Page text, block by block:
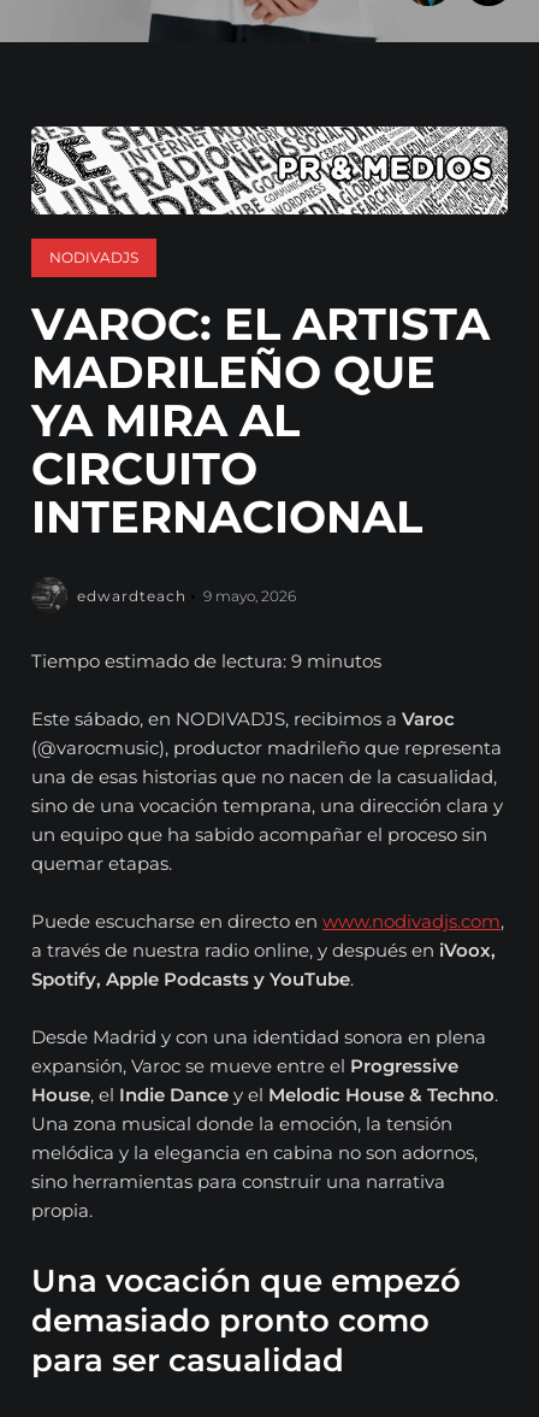
NODIVADJS
VAROC: EL ARTISTA
MADRILEÑO QUE
YA MIRA AL
CIRCUITO
INTERNACIONAL
edwardteach 9 mayo, 2026
Tiempo estimado de lectura: 9 minutos
Este sábado, en NODIVADJS, recibimos aVaroc
(@varocmusic), productor madrileño que representa
una de esas historias que no nacen de la casualidad,
sino de una vocación temprana, una dirección clara y
un equipo que ha sabido acompañar el proceso sin
quemar etapas.
Puede escucharse en directo enwww.nodivadjs.com,
a través de nuestra radio online, y después en iVoox,
Spotify, Apple Podcasts y YouTube.
Desde Madrid y con una identidad sonora en plena
expansión, Varoc se mueve entre el Progressive
House, el Indie Dance y el Melodic House & Techno.
Una zona musical donde la emoción, la tensión
melódica y la elegancia en cabina no son adornos,
sino herramientas para construir una narrativa
propia.
Una vocación que empezó
demasiado pronto como
para ser casualidad